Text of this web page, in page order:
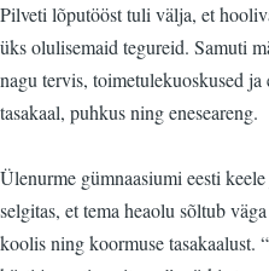
Pilveti lõputööst tuli välja, et
üks olulisemaid tegureid. Samuti
nagu tervis, toimetulekuoskused ja
tasakaal, puhkus ning eneseareng.
Ülenurme gümnaasiumi eesti
selgitas, et tema heaolu sõltub
koolis ning koormuse tasakaalust.